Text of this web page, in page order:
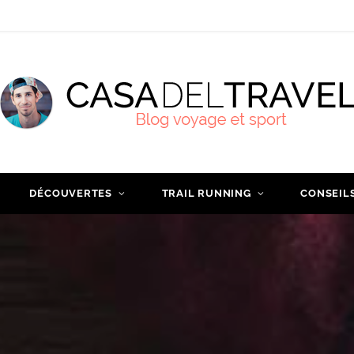
DÉCOUVERTES TRAIL RUNNING